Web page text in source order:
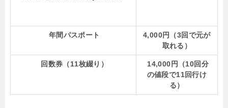
年間パスポート
4,000円（3回で元が
取れる）
回数券（11枚綴り）
14,000円（10回分
の値段で11回行け
る）